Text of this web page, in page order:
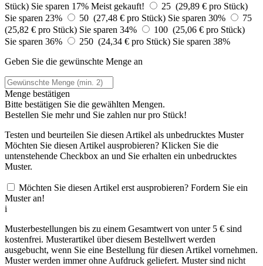
Stück) Sie sparen 17% Meist gekauft!
25 (29,89 € pro Stück)
Sie sparen 23%
50 (27,48 € pro Stück) Sie sparen 30%
75
(25,82 € pro Stück) Sie sparen 34%
100 (25,06 € pro Stück)
Sie sparen 36%
250 (24,34 € pro Stück) Sie sparen 38%
Geben Sie die gewünschte Menge an
Menge bestätigen
Bitte bestätigen Sie die gewählten Mengen.
Bestellen Sie mehr und Sie zahlen nurpro Stück!
Testen und beurteilen Sie diesen Artikel als unbedrucktes Muster
Möchten Sie diesen Artikel ausprobieren? Klicken Sie die
untenstehende Checkbox an und Sie erhalten ein unbedrucktes
Muster.
Möchten Sie diesen Artikel erst ausprobieren? Fordern Sie ein
Muster an!
i
Musterbestellungen bis zu einem Gesamtwert von unter 5 € sind
kostenfrei. Musterartikel über diesem Bestellwert werden
ausgebucht, wenn Sie eine Bestellung für diesen Artikel vornehmen.
Muster werden immer ohne Aufdruck geliefert. Muster sind nicht